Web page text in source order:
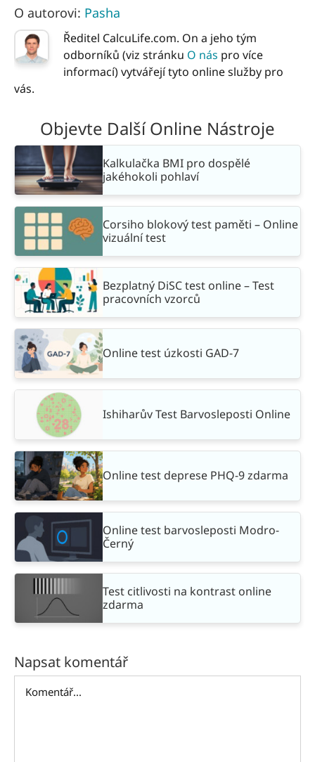
O autorovi: Pasha
Ředitel CalcuLife.com. On a jeho tým
odborníků (viz stránku O nás pro více
informací) vytvářejí tyto online služby pro
vás.
Objevte Další Online Nástroje
Kalkulačka BMI pro dospělé
jakéhokoli pohlaví
Corsiho blokový test paměti – Online
vizuální test
Bezplatný DiSC test online – Test
pracovních vzorců
Online test úzkosti GAD-7
Ishiharův Test Barvosleposti Online
Online test deprese PHQ-9 zdarma
Online test barvosleposti Modro-
Černý
Test citlivosti na kontrast online
zdarma
Napsat komentář